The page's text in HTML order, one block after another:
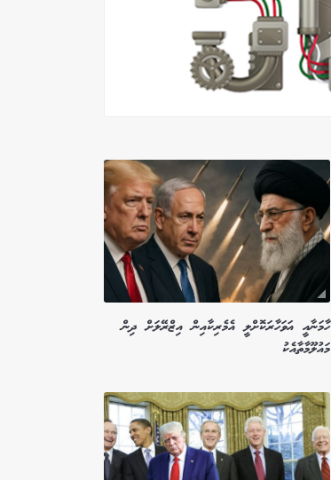
ހާމަނާއީ އަވަހާރަކޮށްލީ އެމެރިކާއިން އިޒްރޭލަށް ދިން
މައުލޫމާތާއެކު